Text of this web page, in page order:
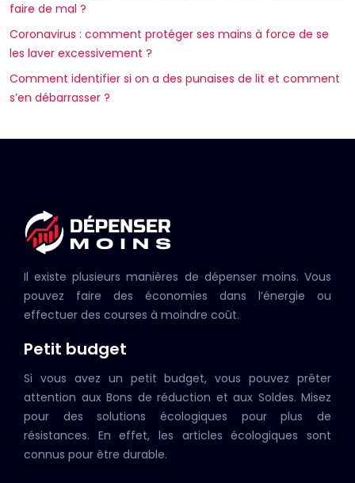
faire de mal ?
Coronavirus : comment protéger ses mains à force de se
les laver excessivement ?
Comment identifier si on a des punaises de lit et comment
s’en débarrasser ?
Il existe plusieurs manières de dépenser moins. Vous
pouvez faire des économies dans l’énergie ou
effectuer des courses à moindre coût.
Petit budget
Si vous avez un petit budget, vous pouvez prêter
attention aux Bons de réduction et aux Soldes. Misez
pour des solutions écologiques pour plus de
résistances. En effet, les articles écologiques sont
connus pour être durable.